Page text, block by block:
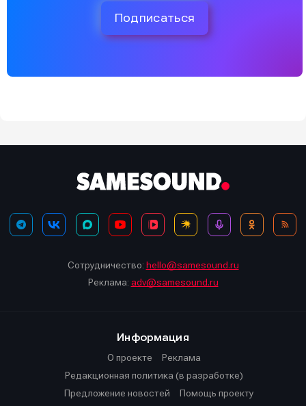
Подписаться
Сотрудничество: hello@samesound.ru
Реклама: adv@samesound.ru
Информация
О проекте
Реклама
Редакционная политика (в разработке)
Предложение новостей
Помощь проекту